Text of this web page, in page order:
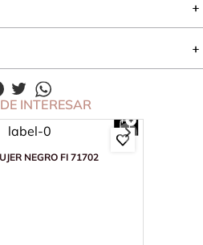
INTERESAR
NEGRO FI 71702